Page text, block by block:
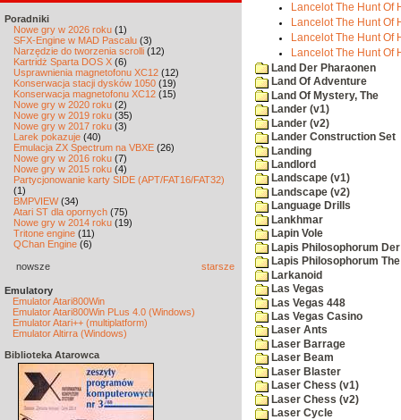
Poradniki
Nowe gry w 2026 roku (1)
SFX-Engine w MAD Pascalu (3)
Narzędzie do tworzenia scrolli (12)
Kartridż Sparta DOS X (6)
Usprawnienia magnetofonu XC12 (12)
Konserwacja stacji dysków 1050 (19)
Konserwacja magnetofonu XC12 (15)
Nowe gry w 2020 roku (2)
Nowe gry w 2019 roku (35)
Nowe gry w 2017 roku (3)
Larek pokazuje (40)
Emulacja ZX Spectrum na VBXE (26)
Nowe gry w 2016 roku (7)
Nowe gry w 2015 roku (4)
Partycjonowanie karty SIDE (APT/FAT16/FAT32)
(1)
BMPVIEW(34)
Atari ST dla opornych (75)
Nowe gry w 2014 roku (19)
Tritone engine (11)
QChan Engine (6)
nowsze starsze
Emulatory
Emulator Atari800Win
Emulator Atari800Win PLus 4.0 (Windows)
Emulator Atari++ (multiplatform)
Emulator Altirra (Windows)
Biblioteka Atarowca
Lancelot The Hunt Of
Lancelot The Hunt Of
Lancelot The Hunt Of
Lancelot The Hunt Of
Land Der Pharaonen
Land Of Adventure
Land Of Mystery, The
Lander (v1)
Lander (v2)
Lander Construction Set
Landing
Landlord
Landscape (v1)
Landscape (v2)
Language Drills
Lankhmar
Lapin Vole
Lapis Philosophorum
Lapis Philosophorum
Larkanoid
Las Vegas
Las Vegas 448
Las Vegas Casino
Laser Ants
Laser Barrage
Laser Beam
Laser Blaster
Laser Chess (v1)
Laser Chess (v2)
Laser Cycle